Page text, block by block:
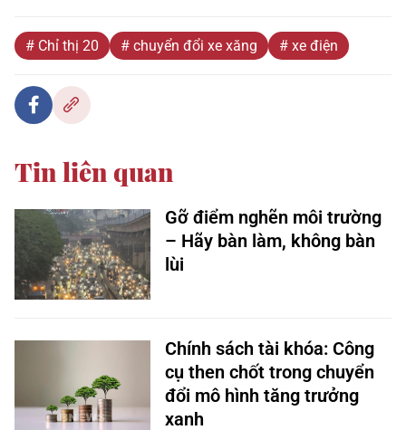
# Chỉ thị 20 # chuyển đổi xe xăng # xe điện
Tin liên quan
Gỡ điểm nghẽn môi trường
– Hãy bàn làm, không bàn
lùi
Chính sách tài khóa: Công
cụ then chốt trong chuyển
đổi mô hình tăng trưởng
xanh